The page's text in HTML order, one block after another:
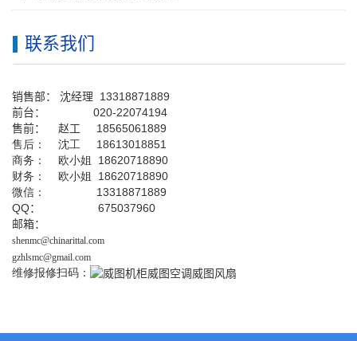
联系我们
销售部： 沈经理 13318871889
前台： 020-22074194
售前： 赵工 18565061889
售后： 沈工 18613018851
商务： 欧小姐 18620718890
财务： 欧小姐 18620718890
微信： 13318871889
QQ： 675037960
邮箱：
shenmc@chinarittal.com
gzhlsmc@gmail.com
维修报修扫码：